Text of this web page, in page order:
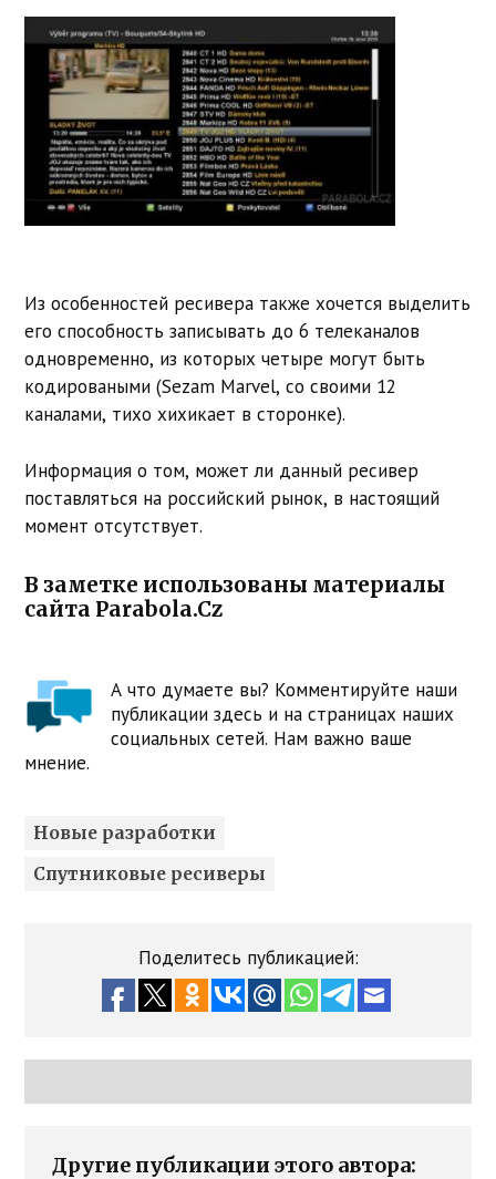
Из особенностей ресивера также хочется выделить
его способность записывать до 6 телеканалов
одновременно, из которых четыре могут быть
кодироваными (Sezam Marvel, со своими 12
каналами, тихо хихикает в сторонке).
Информация о том, может ли данный ресивер
поставляться на российский рынок, в настоящий
момент отсутствует.
В заметке использованы материалы
сайта Parabola.Cz
А что думаете вы? Комментируйте наши
публикации здесь и на страницах наших
социальных сетей. Нам важно ваше
мнение.
Новые разработки
Спутниковые ресиверы
Поделитесь публикацией:
Другие публикации этого автора: